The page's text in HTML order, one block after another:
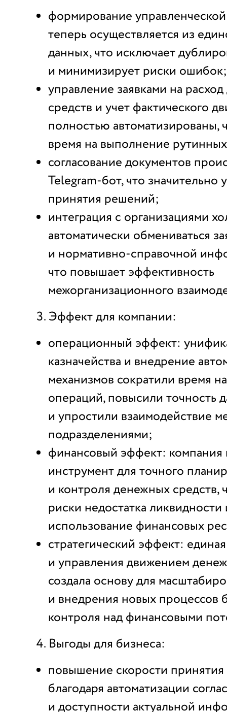
формирование
теперь осуществляется из
данных, что исключает
и минимизирует риски ошибок;
управление заявками на
средств и учет фактического
полностью автоматизированы,
время на выполнение
согласование документов
Telegram-бот, что значительно
принятия решений;
интеграция с организациями
автоматически обмениваться
и нормативно-справочной
что повышает эффективность
межорганизационного
Эффект для компании:
операционный эффект:
казначейства и внедрение
механизмов сократили время
операций, повысили точность
и упростили взаимодействие
подразделениями;
финансовый эффект: компания
инструмент для точного
и контроля денежных средств,
риски недостатка
использование финансовых
стратегический эффект:
и управления движением
создала основу для
и внедрения новых процессов
контроля над финансовыми
Выгоды для бизнеса:
повышение скорости
благодаря автоматизации
и доступности актуальной